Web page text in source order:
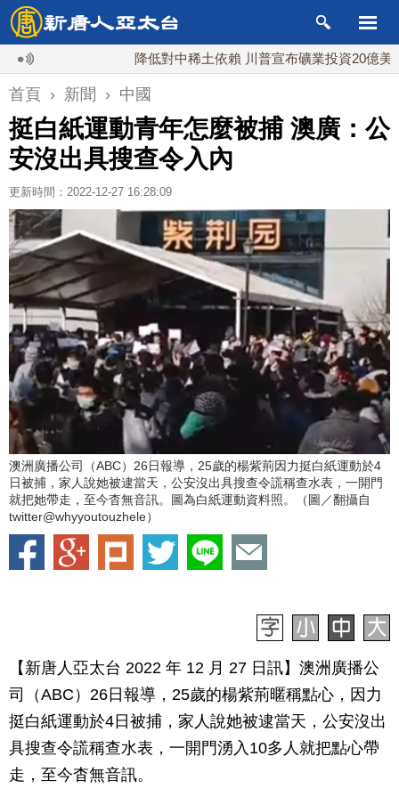
降低對中稀土依賴 川普宣布礦業投資20億美元
首頁 › 新聞 › 中國
挺白紙運動青年怎麼被捕 澳廣：公
安沒出具搜查令入內
更新時間：2022-12-27 16:28:09
澳洲廣播公司（ABC）26日報導，25歲的楊紫荊因力挺白紙運動於4
日被捕，家人說她被逮當天，公安沒出具搜查令謊稱查水表，一開門
就把她帶走，至今杳無音訊。圖為白紙運動資料照。（圖／翻攝自
twitter@whyyoutouzhele）
【新唐人亞太台 2022 年 12 月 27 日訊】澳洲廣播公
司（ABC）26日報導，25歲的楊紫荊暱稱點心，因力
挺白紙運動於4日被捕，家人說她被逮當天，公安沒出
具搜查令謊稱查水表，一開門湧入10多人就把點心帶
走，至今杳無音訊。